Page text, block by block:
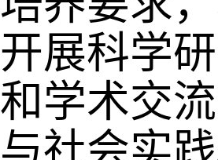
开展科学
和学术交
与社会实